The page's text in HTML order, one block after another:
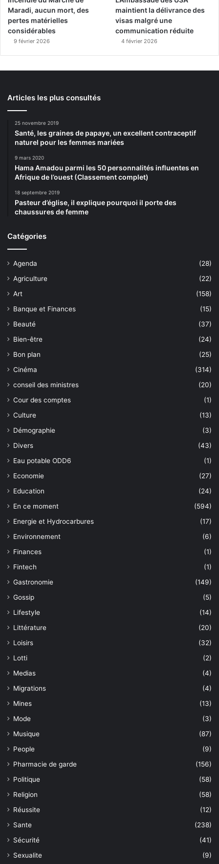
Maradi, aucun mort, des
pertes matérielles
considérables
9 février 2026
maintient la délivrance des
visas malgré une
communication réduite
4 février 2026
Articles les plus consultés
25 novembre 2019
Santé, les graines de papaye, un excellent contraceptif
naturel pour les femmes mariées
9 mars 2020
Hama Amadou parmi les 50 personnalités influentes en
Afrique de l’ouest (Classement complet)
18 septembre 2019
Pasteur d’église, il explique pourquoi il porte des
chaussures de femme
Catégories
Agenda
(28)
Agriculture
(22)
Art
(158)
Banque et Finances
(15)
Beauté
(37)
Bien-être
(24)
Bon plan
(25)
Cinéma
(314)
conseil des ministres
(20)
Cour des comptes
(1)
Culture
(13)
Démographie
(3)
Divers
(43)
Eau potable ODD6
(1)
Economie
(27)
Education
(24)
En ce moment
(594)
Energie et Hydrocarbures
(17)
Environnement
(6)
Finances
(1)
Fintech
(1)
Gastronomie
(149)
Gossip
(5)
Lifestyle
(14)
Littérature
(20)
Loisirs
(32)
Lotti
(2)
Medias
(4)
Migrations
(4)
Mines
(13)
Mode
(3)
Musique
(87)
People
(9)
Pharmacie de garde
(156)
Politique
(58)
Religion
(58)
Réussite
(12)
Sante
(238)
Sécurité
(41)
Sexualite
(9)